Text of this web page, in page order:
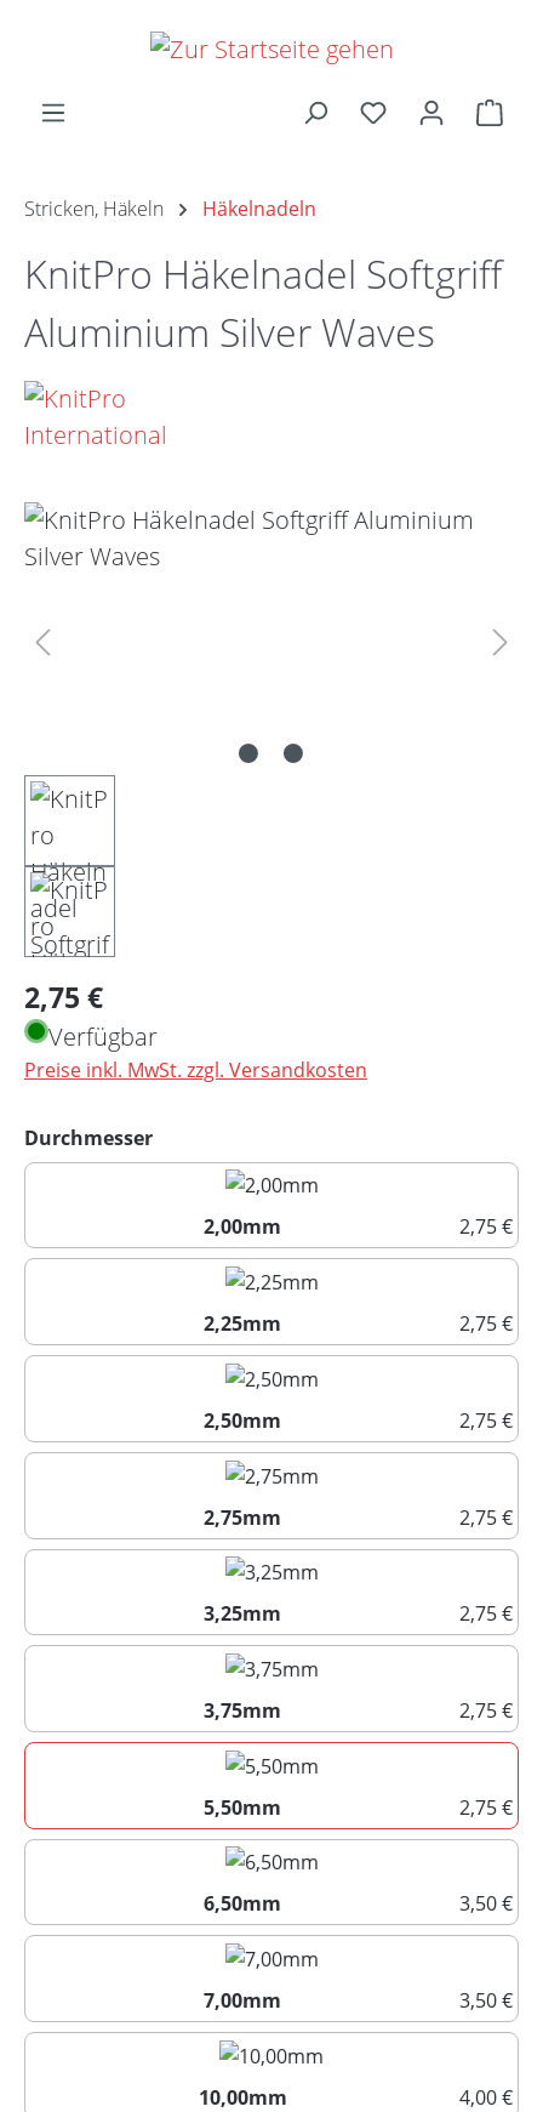
Zum Hauptinhalt springen
Stricken, Häkeln Häkelnadeln
KnitPro Häkelnadel Softgriff
Aluminium Silver Waves
Bildergalerie überspringen
Regulärer Preis:
2,75 €
Verfügbar
Preise inkl. MwSt. zzgl. Versandkosten
Durchmesserauswählen
2,00mm
2,75 €
2,00mm
(Diese Option ist zurzeit nicht
2,25mm
2,75 €
2,25mm
2,50mm
2,75 €
2,50mm
(Diese Option ist zurzeit nicht
2,75mm
2,75 €
2,75mm
3,25mm
2,75 €
3,25mm
3,75mm
2,75 €
3,75mm
5,50mm
2,75 €
5,50mm
6,50mm
3,50 €
6,50mm
7,00mm
3,50 €
7,00mm
10,00mm
4,00 €